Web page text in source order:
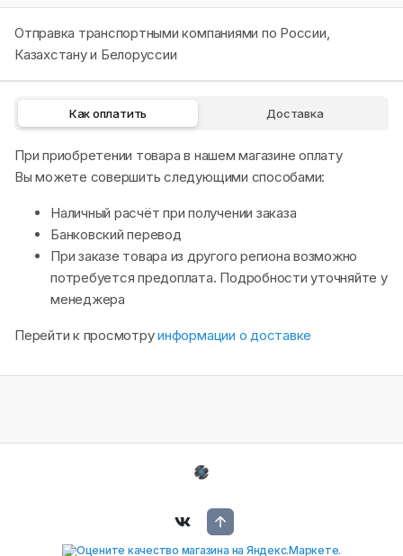
Отправка транспортными компаниями по России,
Казахстану и Белоруссии
Как оплатить Доставка
При приобретении товара в нашем магазине оплату
Вы можете совершить следующими способами:
Наличный расчёт при получении заказа
Банковский перевод
При заказе товара из другого региона возможно
потребуется предоплата. Подробности уточняйте у
менеджера
Перейти к просмотруинформации о доставке